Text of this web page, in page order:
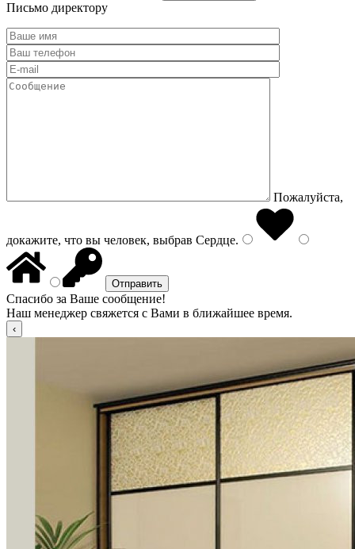
Письмо директору
Пожалуйста,
докажите, что вы человек, выбрав Сердце.
Спасибо за Ваше сообщение!
Наш менеджер свяжется с Вами в ближайшее время.